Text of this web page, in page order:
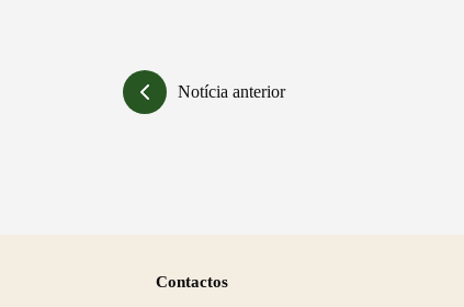
Notícia anterior
Contactos